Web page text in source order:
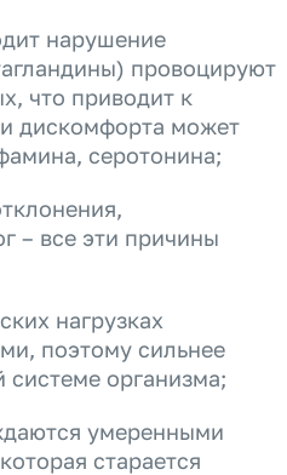
нарушение
провоцируют
что приводит к
дискомфорта может
серотонина;
– все эти причины
нагрузках
поэтому сильнее
организма;
умеренными
старается